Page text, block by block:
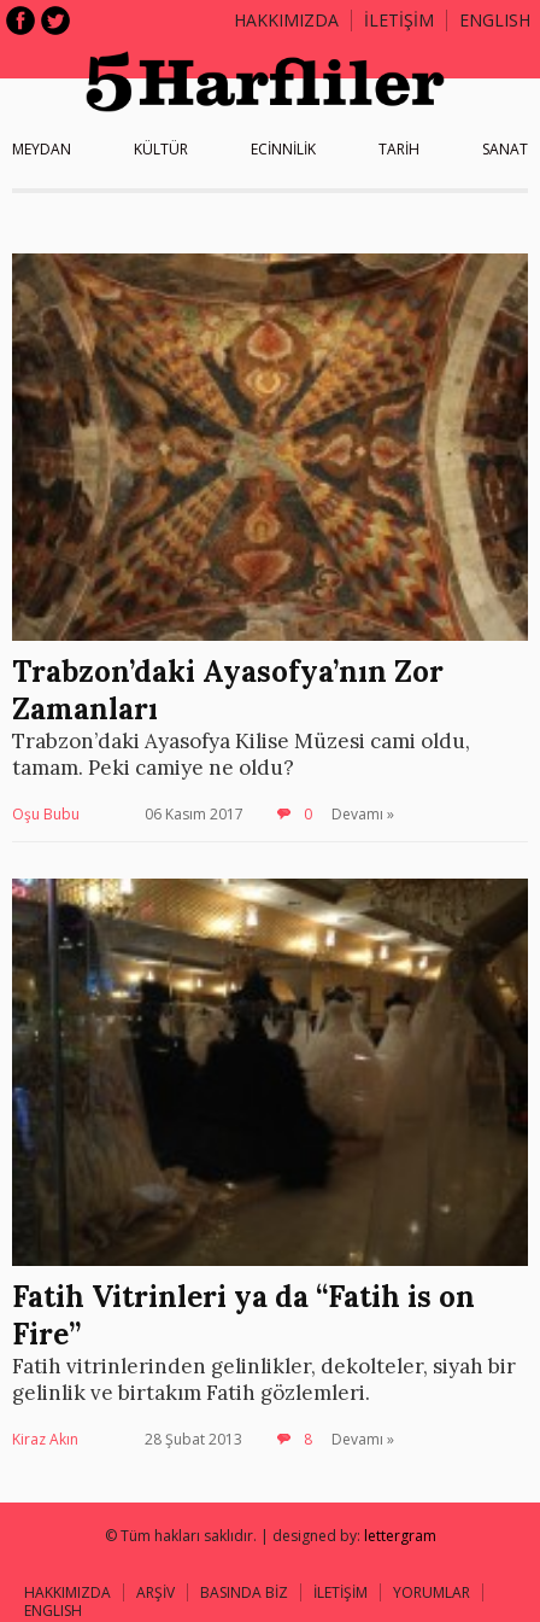
HAKKIMIZDA İLETİŞİM ENGLISH
MEYDAN KÜLTÜR ECİNNİLİK TARİH SANAT
Trabzon’daki Ayasofya’nın Zor
Zamanları
Trabzon’daki Ayasofya Kilise Müzesi cami oldu,
tamam. Peki camiye ne oldu?
Oşu Bubu 06 Kasım 2017 0 Devamı »
Fatih Vitrinleri ya da “Fatih is on
Fire”
Fatih vitrinlerinden gelinlikler, dekolteler, siyah bir
gelinlik ve birtakım Fatih gözlemleri.
Kiraz Akın 28 Şubat 2013 8 Devamı »
© Tüm hakları saklıdır. | designed by: lettergram
HAKKIMIZDA ARŞİV BASINDA BİZ İLETİŞİM
YORUMLAR
ENGLISH